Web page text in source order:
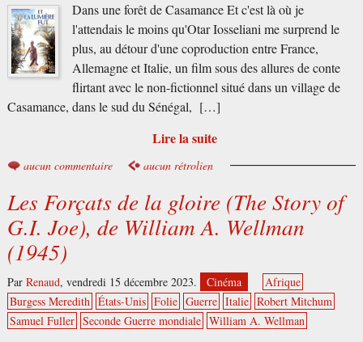
Dans une forêt de Casamance Et c'est là où je
l'attendais le moins qu'Otar Iosseliani me surprend le
plus, au détour d'une coproduction entre France,
Allemagne et Italie, un film sous des allures de conte
flirtant avec le non-fictionnel situé dans un village de
Casamance, dans le sud du Sénégal, […]
Lire la suite
aucun commentaire aucun rétrolien
Les Forçats de la gloire (The Story of
G.I. Joe), de William A. Wellman
(1945)
Par Renaud, vendredi 15 décembre 2023. Cinéma
Afrique
Burgess Meredith États-Unis Folie Guerre Italie Robert Mitchum
Samuel Fuller Seconde Guerre mondiale William A. Wellman